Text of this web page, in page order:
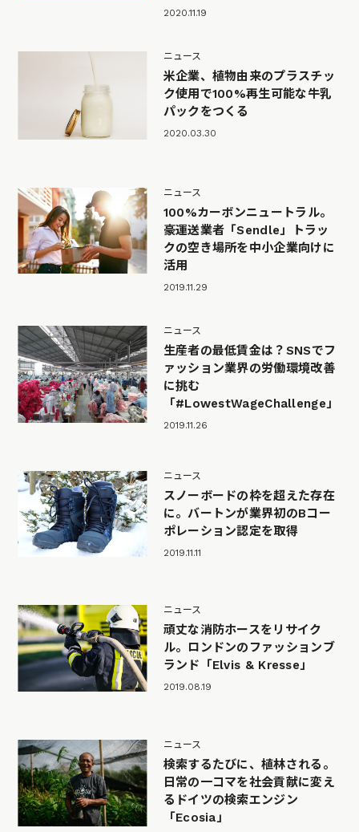
2020.11.19
ニュース
米企業、植物由来のプラスチッ
ク使用で100%再生可能な牛乳
パックをつくる
2020.03.30
ニュース
100%カーボンニュートラル。
豪運送業者「Sendle」トラッ
クの空き場所を中小企業向けに
活用
2019.11.29
ニュース
生産者の最低賃金は？SNSでフ
ァッション業界の労働環境改善
に挑む
「#LowestWageChallenge」
2019.11.26
ニュース
スノーボードの枠を超えた存在
に。バートンが業界初のBコー
ポレーション認定を取得
2019.11.11
ニュース
頑丈な消防ホースをリサイク
ル。ロンドンのファッションブ
ランド「Elvis & Kresse」
2019.08.19
ニュース
検索するたびに、植林される。
日常の一コマを社会貢献に変え
るドイツの検索エンジン
「Ecosia」